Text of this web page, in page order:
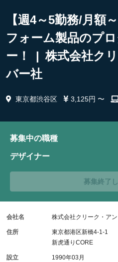
【週4～5勤務/月額
フォーム製品のプ
ー！ | 株式会社ク
バー社
東京都渋谷区 3,125円 〜
募集中の職種
デザイナー
募集終了
会社名 株式会社クリーク・ア
住所
東京都港区新橋4-1-1
新虎通りCORE
設立 1990年03月